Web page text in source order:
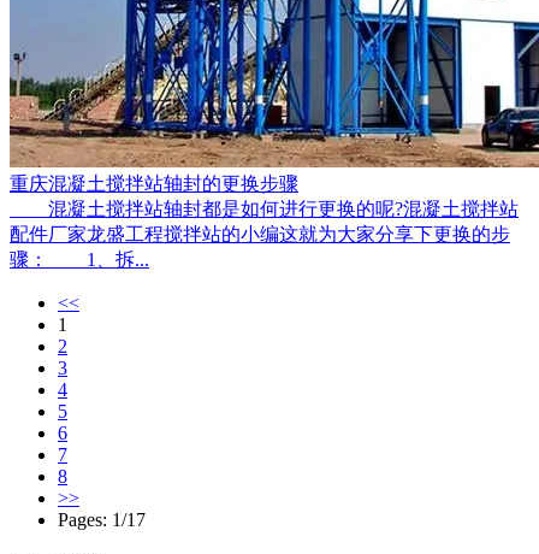
重庆混凝土搅拌站轴封的更换步骤
混凝土搅拌站轴封都是如何进行更换的呢?混凝土搅拌站
配件厂家龙盛工程搅拌站的小编这就为大家分享下更换的步
骤： 1、拆...
<<
1
2
3
4
5
6
7
8
>>
Pages: 1/17